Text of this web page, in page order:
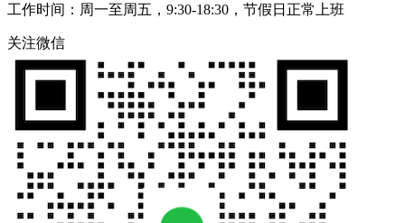
工作时间：周一至周五，9:30-18:30，节假日正常上班
关注微信